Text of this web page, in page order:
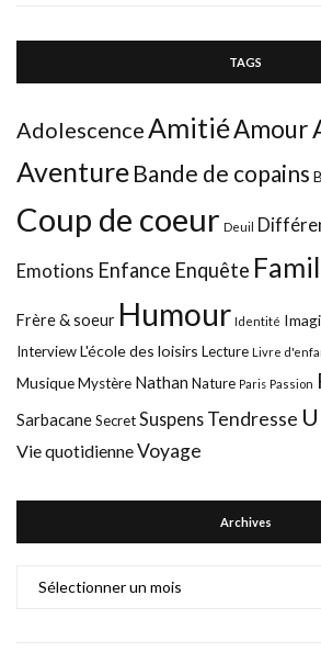
TAGS
Adolescence AmitiéAmour
Aventure Bande de copains
Coup de coeur Deuil
Emotions Enfance Enquête
Frère & soeur Humour Identité
InterviewL'école des loisirs Lecture Livre
MusiqueMystère Nathan Nature Paris Passion
SarbacaneSecret Suspens Tendresse
Vie quotidienneVoyage
Archives